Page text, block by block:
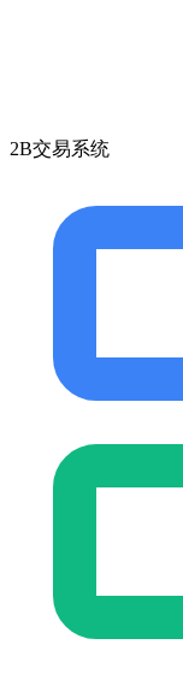
2B交易系统